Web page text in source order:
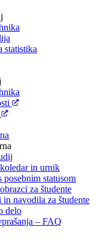
statistika
in urnik
posebnim statusom
za študente
navodila za študente
delo
– FAQ